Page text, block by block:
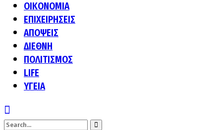
ΟΙΚΟΝΟΜΙΑ
ΕΠΙΧΕΙΡΗΣΕΙΣ
ΑΠΟΨΕΙΣ
ΔΙΕΘΝΗ
ΠΟΛΙΤΙΣΜΟΣ
LIFE
ΥΓΕΙΑ